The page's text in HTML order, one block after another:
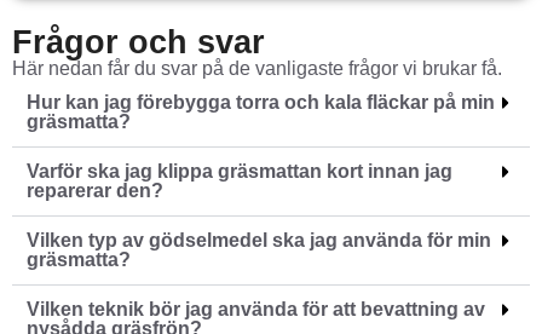
Frågor och svar
Här nedan får du svar på de vanligaste frågor vi brukar få.
Hur kan jag förebygga torra och kala fläckar på min
gräsmatta?
Varför ska jag klippa gräsmattan kort innan jag
reparerar den?
Vilken typ av gödselmedel ska jag använda för min
gräsmatta?
Vilken teknik bör jag använda för att bevattning av
nysådda gräsfrön?